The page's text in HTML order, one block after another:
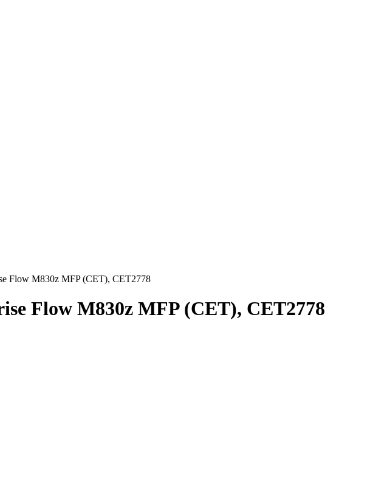
Flow M830z MFP (CET), CET2778
Flow M830z MFP (CET), CET2778